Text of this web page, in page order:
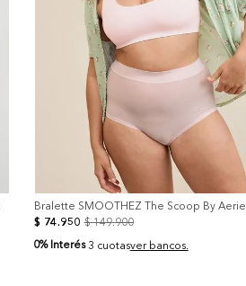
Bralette SMOOTHEZ The Scoop By Aerie
$ 74.950 $ 149.900
0% Interés 3 cuotasver bancos.